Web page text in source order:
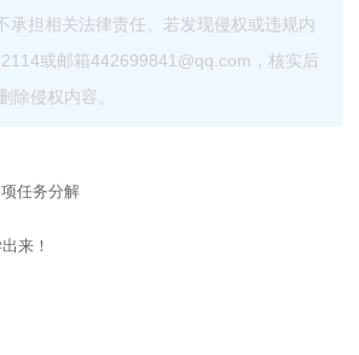
承担相关法律责任。若发现侵权或违规内
或邮箱442699841@qq.com，核实后
除侵权内容。
任务分解
来！